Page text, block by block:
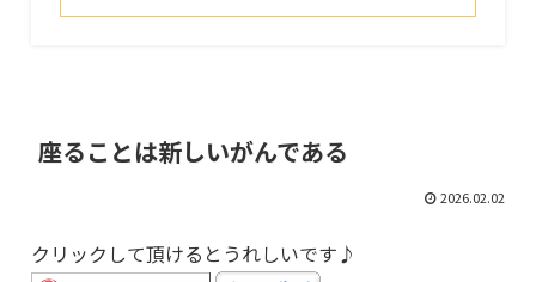
座ることは新しいがんである
2026.02.02
クリックして頂けるとうれしいです♪